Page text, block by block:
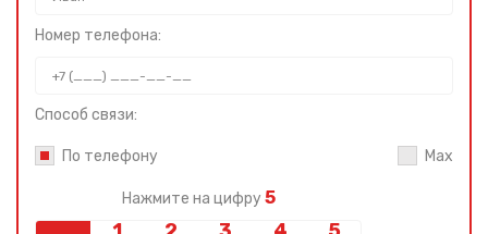
Номер телефона:
Способ связи:
По телефону Max
Нажмите на цифру 5